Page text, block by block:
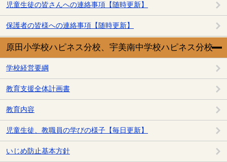
児童生徒の皆さんへの連絡事項【随時更新】
保護者の皆様への連絡事項【随時更新】
原田小学校ハピネス分校、宇美南中学校ハピネス分校
学校経営要綱
教育支援全体計画書
教育内容
児童生徒、教職員の学びの様子【毎日更新】
いじめ防止基本方針